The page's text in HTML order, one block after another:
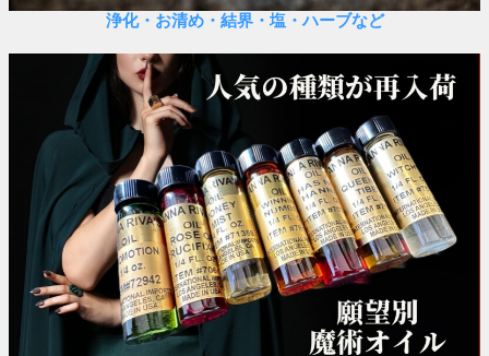
浄化・お清め・結界・塩・ハーブなど